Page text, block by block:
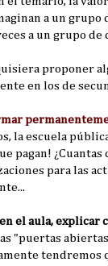
a un
a un grupo
proponer
en los de
la escuela
pagan!
para las
el aula, explicar
"puertas
tendremos